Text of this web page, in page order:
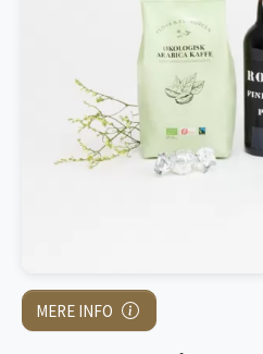
MERE INFO